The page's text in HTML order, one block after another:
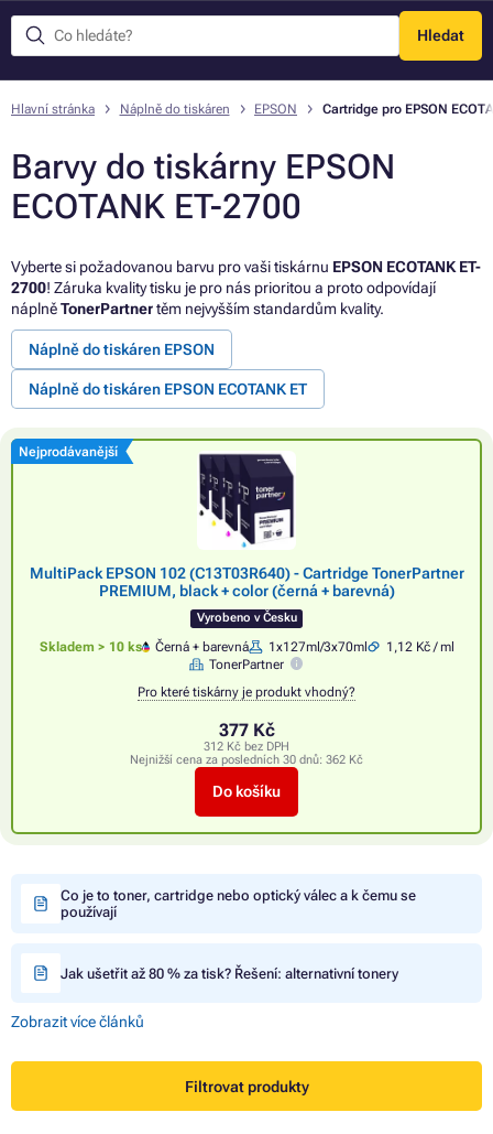
Hledat
Menu
Hlavní stránka Náplně do tiskáren EPSON Cartridge pro EPSON
Barvy do tiskárny EPSON
ECOTANK ET-2700
Vyberte si požadovanou barvu pro vaši tiskárnu EPSON ECOTANK ET-
2700! Záruka kvality tisku je pro nás prioritou a proto odpovídají
náplněTonerPartnertěm nejvyšším standardům kvality.
Náplně do tiskáren EPSON
Náplně do tiskáren EPSON ECOTANK ET
Nejprodávanější
MultiPack EPSON 102 (C13T03R640) - Cartridge TonerPartner
PREMIUM, black + color (černá + barevná)
Vyrobeno v Česku
Skladem > 10 ks Černá + barevná 1x127ml/3x70ml
1,12 Kč / ml
TonerPartner
Pro které tiskárny je produkt vhodný?
377 Kč
312 Kč bez DPH
Nejnižší cena za posledních 30 dnů: 362 Kč
Do košíku
Co je to toner, cartridge nebo optický válec a k čemu se
používají
Jak ušetřit až 80 % za tisk? Řešení: alternativní tonery
Zobrazit více článků
Filtrovat produkty